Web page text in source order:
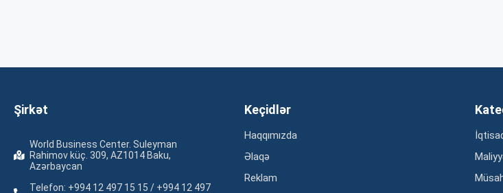
Şirkət
World Business Center. Suleyman
Rahimov küç. 309, AZ1014 Baku,
Azərbaycan
Telefon: +994 12 497 15 15 / +994 12 497
Keçidlər
Haqqımızda
Əlaqə
Reklam